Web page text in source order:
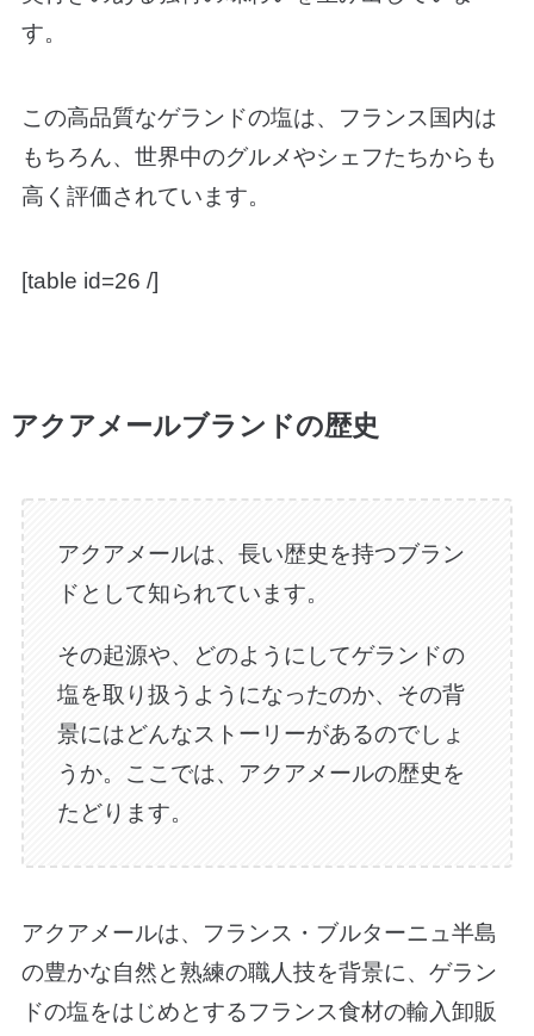
す。
この高品質なゲランドの塩は、フランス国内は
もちろん、世界中のグルメやシェフたちからも
高く評価されています。
[table id=26 /]
アクアメールブランドの歴史
アクアメールは、長い歴史を持つブラン
ドとして知られています。
その起源や、どのようにしてゲランドの
塩を取り扱うようになったのか、その背
景にはどんなストーリーがあるのでしょ
うか。ここでは、アクアメールの歴史を
たどります。
アクアメールは、フランス・ブルターニュ半島
の豊かな自然と熟練の職人技を背景に、ゲラン
ドの塩をはじめとするフランス食材の輸入卸販